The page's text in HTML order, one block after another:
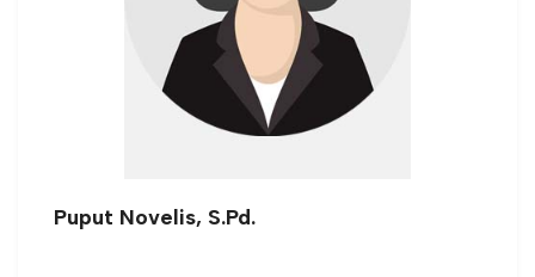
Puput Novelis, S.Pd.